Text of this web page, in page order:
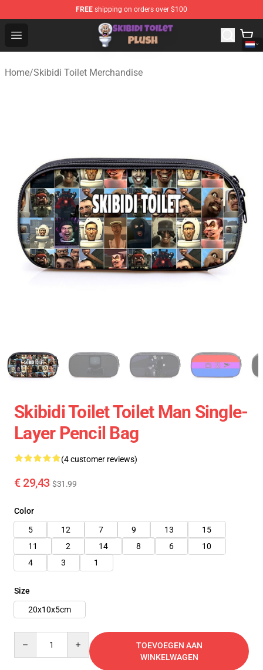
FREE shipping on orders over $100
Open menu
Skibidi Toilet Plush Shop - Official Skibidi Toilet Plush
Home/Skibidi Toilet Merchandise
Skibidi Toilet Toilet Man Single-
Layer Pencil Bag
(4 customer reviews)
€ 29,43 $31.99
Color
5
12 7 9 13
15
11
2 14 8 6
10
4
3 1
Size
20x10x5cm
TOEVOEGEN AAN
WINKELWAGEN